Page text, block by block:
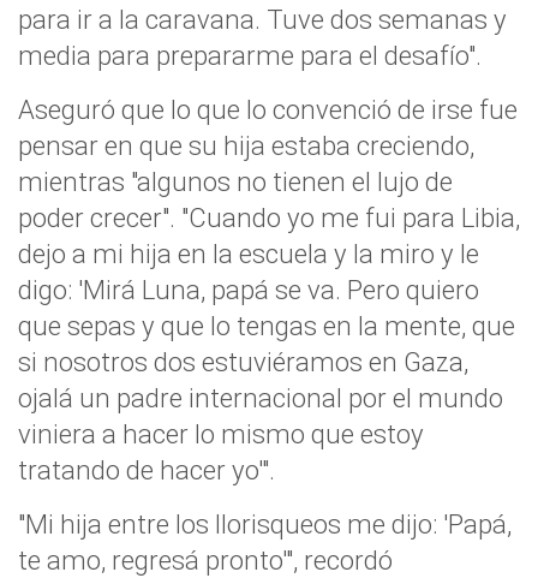
para ir a la caravana. Tuve dos semanas y
media para prepararme para el desafío".
Aseguró que lo que lo convenció de irse fue
pensar en que su hija estaba creciendo,
mientras "algunos no tienen el lujo de
poder crecer". "Cuando yo me fui para Libia,
dejo a mi hija en la escuela y la miro y le
digo: 'Mirá Luna, papá se va. Pero quiero
que sepas y que lo tengas en la mente, que
si nosotros dos estuviéramos en Gaza,
ojalá un padre internacional por el mundo
viniera a hacer lo mismo que estoy
tratando de hacer yo'".
"Mi hija entre los llorisqueos me dijo: 'Papá,
te amo, regresá pronto'", recordó